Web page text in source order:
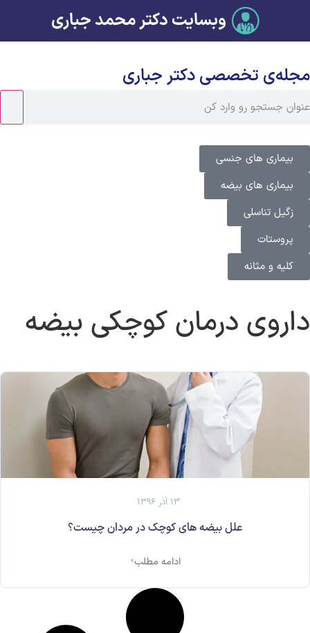
وبسایت دکتر محمد جباری
مجله‌ی تخصصی دکتر جباری
بیماری های جنسی
بیماری های بیضه
زگیل تناسلی
پروستات
کلیه و مثانه
داروی درمان کوچکی بیضه
13 آذر 1396
علل بیضه های کوچک در مردان چیست؟
ادامه مطلب
قدرت گرفته از